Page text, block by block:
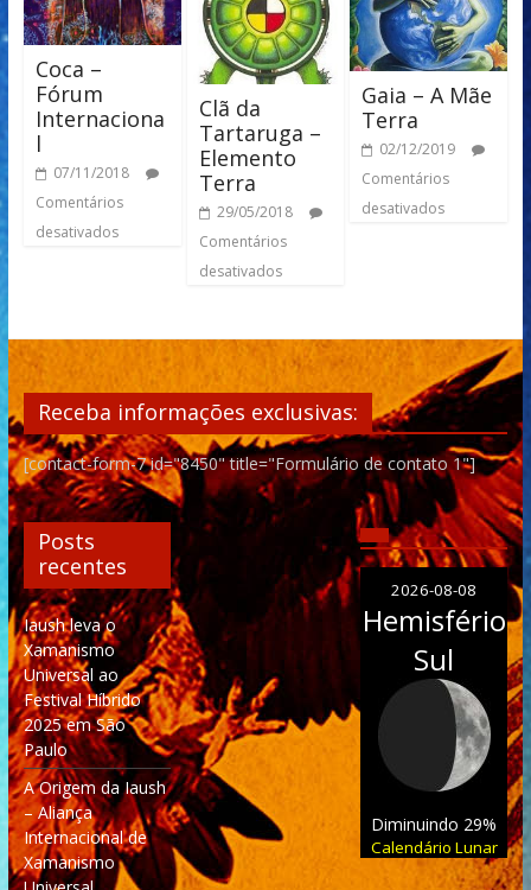
Coca –
Fórum
Internaciona
l
07/11/2018
Comentários
desativados
Clã da
Tartaruga –
Elemento
Terra
29/05/2018
Comentários
desativados
Gaia – A Mãe
Terra
02/12/2019
Comentários
desativados
Receba informações exclusivas:
[contact-form-7 id="8450" title="Formulário de contato 1"]
Posts
recentes
Iaush leva o
Xamanismo
Universal ao
Festival Híbrido
2025 em São
Paulo
A Origem da Iaush
– Aliança
Internacional de
Xamanismo
2026-08-08
Hemisfério
Sul
Diminuindo 29%
Calendário Lunar